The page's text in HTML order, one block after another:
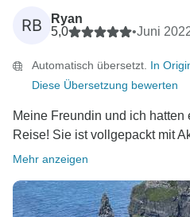
RB
Ryan
5,0
•Juni
Automatisch übersetzt. In
Diese Übersetzung bewerten
Meine Freundin und ich
Reise! Sie ist vollgepackt mit
Mehr anzeigen